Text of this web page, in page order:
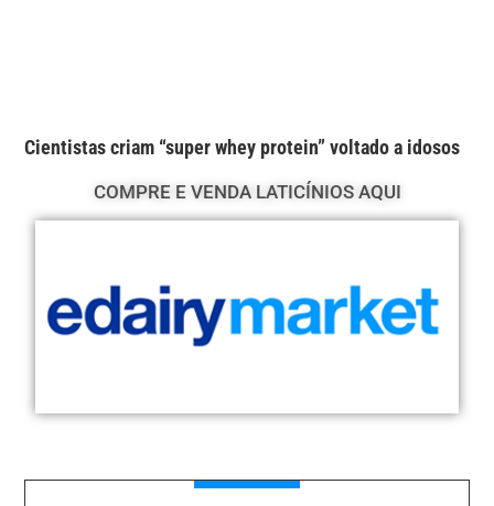
Cientistas criam “super whey protein” voltado a idosos
COMPRE E VENDA LATICÍNIOS AQUI